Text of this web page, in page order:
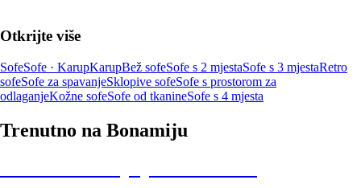
Otkrijte više
SofeSofe · KarupKarupBež sofeSofe s 2 mjestaSofe s 3 mjestaRetro
sofeSofe za spavanjeSklopive sofeSofe s prostorom za
odlaganjeKožne sofeSofe od tkanineSofe s 4 mjesta
Trenutno na Bonamiju